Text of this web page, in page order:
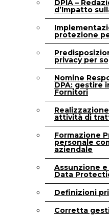
DPIA –
d’Impatto
protezione
privacy per
Nomine
DPA: gestire
Fornitori
attività di
Formazione
personale
aziendale
Assunzione e
Data
Definizioni
Corretta